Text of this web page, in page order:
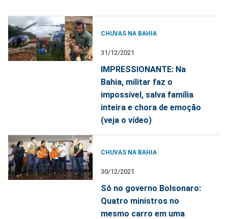
CHUVAS NA BAHIA
31/12/2021
IMPRESSIONANTE: Na
Bahia, militar faz o
impossível, salva família
inteira e chora de emoção
(veja o vídeo)
CHUVAS NA BAHIA
30/12/2021
Só no governo Bolsonaro:
Quatro ministros no
mesmo carro em uma